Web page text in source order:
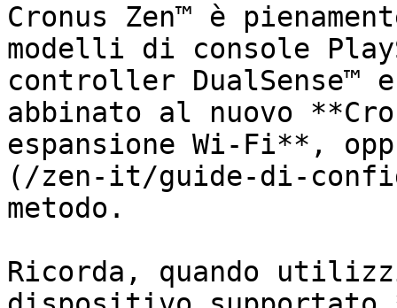
﻿Cronus Zen™﻿ è
modelli di console
controller DualSense™
abbinato al nuovo
espansione Wi‑Fi**,
(/zen-it/guide-di-
metodo.
Ricorda, quando